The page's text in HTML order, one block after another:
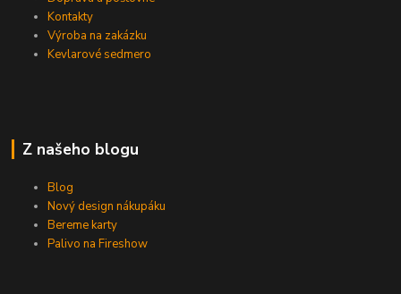
Kontakty
Výroba na zakázku
Kevlarové sedmero
Z našeho blogu
Blog
Nový design nákupáku
Bereme karty
Palivo na Fireshow